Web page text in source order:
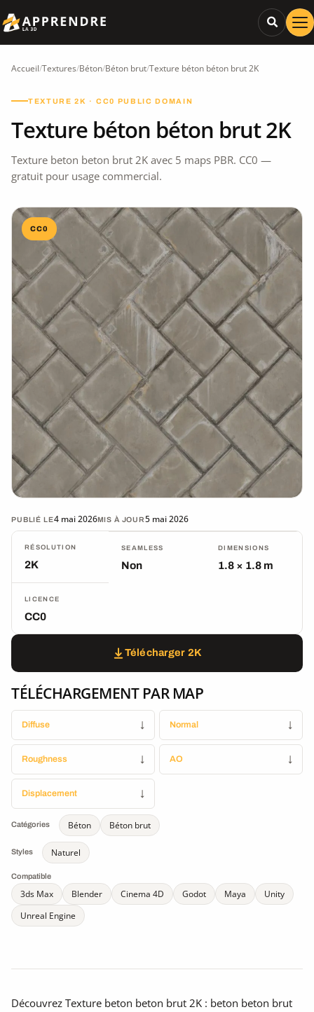
Accueil/Textures/Béton/Béton brut/Texture béton béton brut 2K
TEXTURE 2K · CC0 PUBLIC DOMAIN
Texture béton béton brut 2K
Texture beton beton brut 2K avec 5 maps PBR. CC0 —
gratuit pour usage commercial.
CC0
PUBLIÉ LE4 mai 2026MIS À JOUR5 mai 2026
RÉSOLUTION
2K
SEAMLESS
Non
DIMENSIONS
1.8 × 1.8 m
LICENCE
CC0
Télécharger 2K
TÉLÉCHARGEMENT PAR MAP
Diffuse ↓ Normal ↓
Roughness ↓ AO ↓
Displacement ↓
Catégories Béton Béton brut
Styles Naturel
Compatible
3ds Max Blender Cinema 4D Godot Maya
Unity
Unreal Engine
Découvrez Texture beton beton brut 2K : beton beton brut